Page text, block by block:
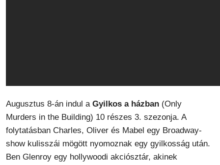
Augusztus 8-án indul a Gyilkos a házban (Only
Murders in the Building) 10 részes 3. szezonja. A
folytatásban Charles, Oliver és Mabel egy Broadway-
show kulisszái mögött nyomoznak egy gyilkosság után.
Ben Glenroy egy hollywoodi akciósztár, akinek